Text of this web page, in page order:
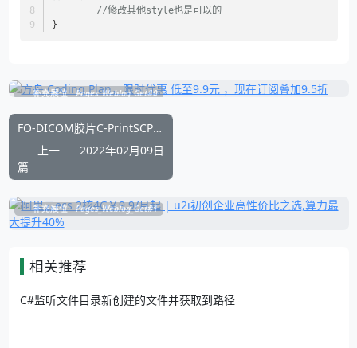
//修改其他style也是可以的
}
补充展位 Pages_Weblog_Get#0
FO-DICOM胶片C-PrintSCP 虚拟打印服务端实现源码
上一
篇
2022年02月09日
补充展位 Pages_Weblog_Get#1
相关推荐
C#监听文件目录新创建的文件并获取到路径